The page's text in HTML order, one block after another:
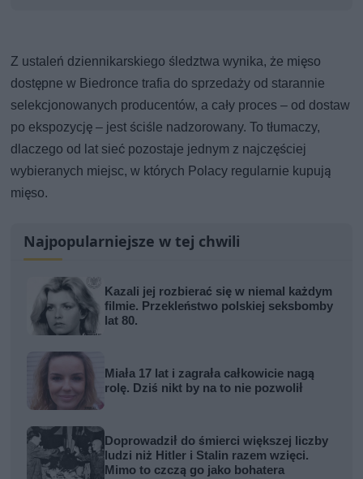
Z ustaleń dziennikarskiego śledztwa wynika, że mięso
dostępne w Biedronce trafia do sprzedaży od starannie
selekcjonowanych producentów, a cały proces – od dostaw
po ekspozycję – jest ściśle nadzorowany. To tłumaczy,
dlaczego od lat sieć pozostaje jednym z najczęściej
wybieranych miejsc, w których Polacy regularnie kupują
mięso.
Najpopularniejsze w tej chwili
Kazali jej rozbierać się w niemal każdym
filmie. Przekleństwo polskiej seksbomby
lat 80.
Miała 17 lat i zagrała całkowicie nagą
rolę. Dziś nikt by na to nie pozwolił
Doprowadził do śmierci większej liczby
ludzi niż Hitler i Stalin razem wzięci.
Mimo to czczą go jako bohatera